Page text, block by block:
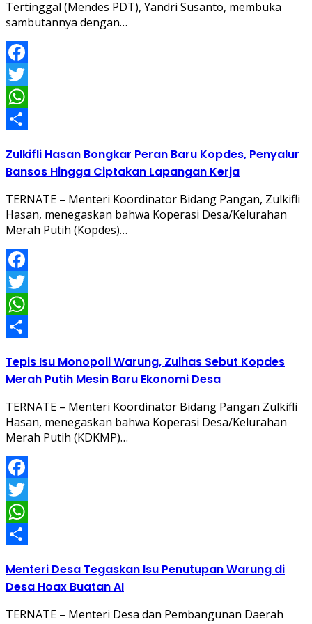
Tertinggal (Mendes PDT), Yandri Susanto, membuka
sambutannya dengan…
Facebook
Twitter
WhatsApp
Zulkifli Hasan Bongkar Peran Baru Kopdes, Penyalur
Bansos Hingga Ciptakan Lapangan Kerja
TERNATE – Menteri Koordinator Bidang Pangan, Zulkifli
Hasan, menegaskan bahwa Koperasi Desa/Kelurahan
Merah Putih (Kopdes)…
Facebook
Twitter
WhatsApp
Tepis Isu Monopoli Warung, Zulhas Sebut Kopdes
Merah Putih Mesin Baru Ekonomi Desa
TERNATE – Menteri Koordinator Bidang Pangan Zulkifli
Hasan, menegaskan bahwa Koperasi Desa/Kelurahan
Merah Putih (KDKMP)…
Facebook
Twitter
WhatsApp
Menteri Desa Tegaskan Isu Penutupan Warung di
Desa Hoax Buatan AI
TERNATE – Menteri Desa dan Pembangunan Daerah